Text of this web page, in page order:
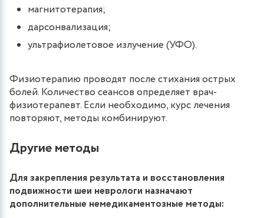
магнитотерапия;
дарсонвализация;
ультрафиолетовое излучение (УФО).
Физиотерапию проводят после стихания острых
болей. Количество сеансов определяет врач-
физиотерапевт. Если необходимо, курс лечения
повторяют, методы комбинируют.
Другие методы
Для закрепления результата и восстановления
подвижности шеи неврологи назначают
дополнительные немедикаментозные методы: